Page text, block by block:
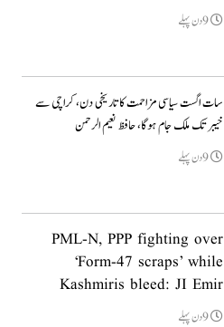
9دن پہلے
سات اگست سیاسی مزاحمت کا تاریخی دن، کراچی سے
خیبر تک ملک جام ہوگا، حافظ نعیم الرحمن
9دن پہلے
PML-N, PPP fighting over
‘Form-47 scraps’ while
Kashmiris bleed: JI Emir
9دن پہلے